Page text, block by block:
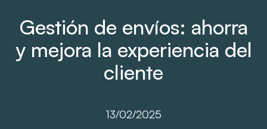
Gestión de envíos: ahorra
y mejora la experiencia del
cliente
13/02/2025